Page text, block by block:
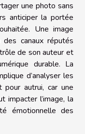
une photo sans
anticiper la portée
Une image
canaux réputés
de son auteur et
durable. La
d’analyser les
pour autrui, car une
impacter l’image, la
émotionnelle des